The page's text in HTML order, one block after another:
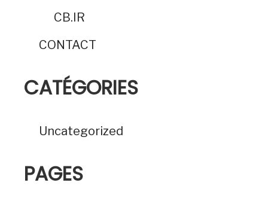
CB.IR
CONTACT
CATÉGORIES
Uncategorized
PAGES